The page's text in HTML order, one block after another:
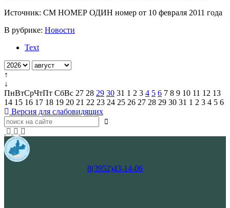
Источник: СМ НОМЕР ОДИН номер от 10 февраля 2011 года
В рубрике: Новости
Text
↑
↓
ПнВтСрЧтПт СбВс 27 28 29 30 31 1 2 3 4 5 6 7 8 9 10 11 12 13
14 15 16 17 18 19 20 21 22 23 24 25 26 27 28 29 30 31 1 2 3 4 5 6
Версия для слабовидящих
8(3952)43-14-06